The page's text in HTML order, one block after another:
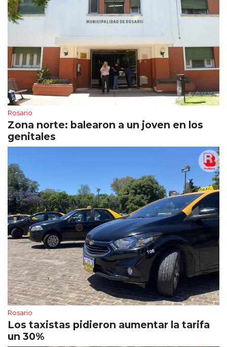
Rosario
Zona norte: balearon a un joven en los
genitales
Rosario
Los taxistas pidieron aumentar la tarifa
un 30%